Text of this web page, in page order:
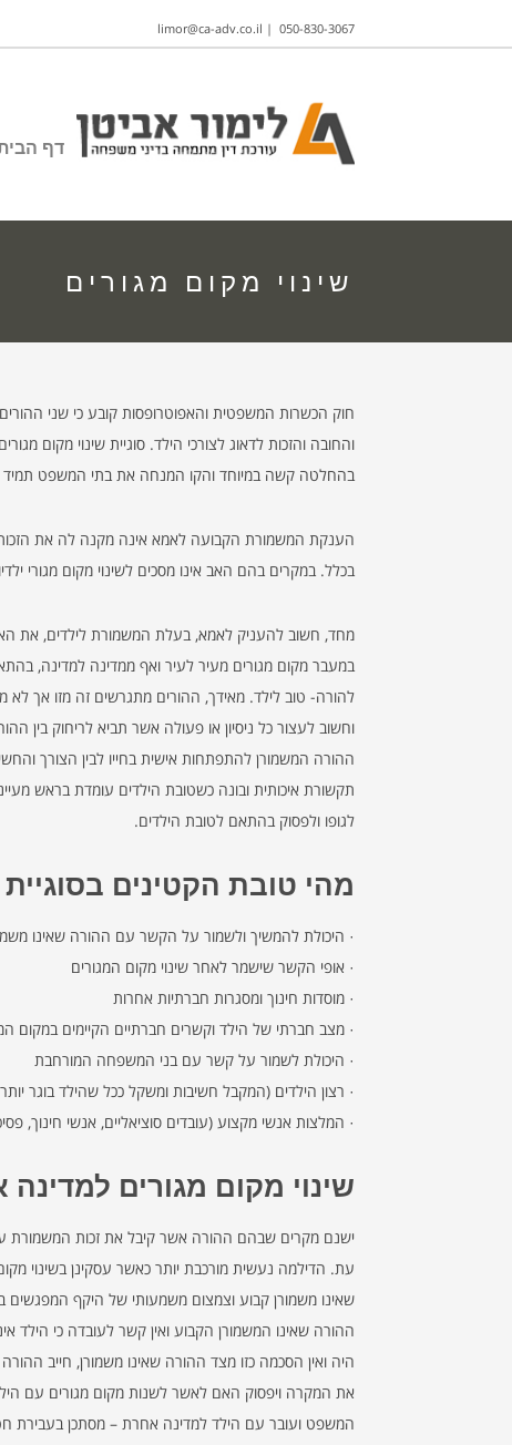
050-830-3067
|
limor@ca-adv.co.il
דף
שינוי מקום מגורים
והחובה והזכות לדאוג לצורכי הילד. סוגיית שינוי מקום
בהחלטה קשה במיוחד והקו המנחה את בתי המשפט תמיד
הענקת המשמורת הקבועה לאמא אינה מקנה לה את הזכות
בכלל. במקרים בהם האב אינו מסכים לשינוי מקום מגורי
מחד, חשוב להעניק לאמא, בעלת המשמורת לילדים, את
במעבר מקום מגורים מעיר לעיר ואף ממדינה למדינה,
להורה- טוב לילד. מאידך, ההורים מתגרשים זה מזו אך לא
וחשוב לעצור כל ניסיון או פעולה אשר תביא לריחוק
ההורה המשמורן להתפתחות אישית בחייו לבין הצורך
תקשורת איכותית ובונה כשטובת הילדים עומדת בראש
לגופו ולפסוק בהתאם לטובת הילדים.
מהי טובת הקטינים
· היכולת להמשיך ולשמור על הקשר עם ההורה שאינו
· אופי הקשר שישמר לאחר שינוי מקום המגורים
· מוסדות חינוך ומסגרות חברתיות אחרות
· מצב חברתי של הילד וקשרים חברתיים הקיימים במקום
· היכולת לשמור על קשר עם בני המשפחה המורחבת
· רצון הילדים (המקבל חשיבות ומשקל ככל שהילד בוגר יותר
· המלצות אנשי מקצוע (עובדים סוציאליים, אנשי חינוך,
שינוי מקום מגורים
ישנם מקרים שבהם ההורה אשר קיבל את זכות המשמורת
עת. הדילמה נעשית מורכבת יותר כאשר עסקינן בשינוי
שאינו משמורן קבוע וצמצום משמעותי של היקף המפגשים
ההורה שאינו המשמורן הקבוע ואין קשר לעובדה כי הילד
היה ואין הסכמה כזו מצד ההורה שאינו משמורן, חייב
את המקרה ויפסוק האם לאשר לשנות מקום מגורים עם
המשפט ועובר עם הילד למדינה אחרת – מסתכן בעבירת